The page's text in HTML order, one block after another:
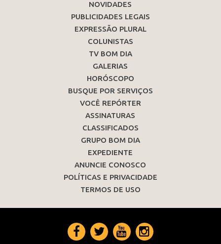
NOVIDADES
PUBLICIDADES LEGAIS
EXPRESSÃO PLURAL
COLUNISTAS
TV BOM DIA
GALERIAS
HORÓSCOPO
BUSQUE POR SERVIÇOS
VOCÊ REPÓRTER
ASSINATURAS
CLASSIFICADOS
GRUPO BOM DIA
EXPEDIENTE
ANUNCIE CONOSCO
POLÍTICAS E PRIVACIDADE
TERMOS DE USO